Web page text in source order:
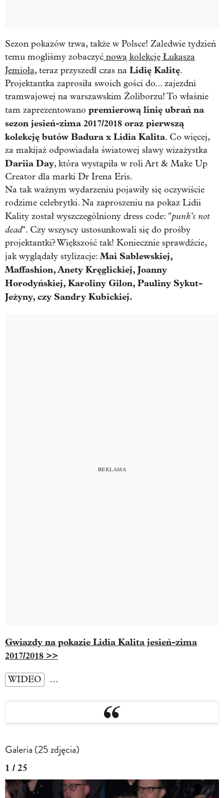
Sezon pokazów trwa, także w Polsce! Zaledwie tydzień
temu mogliśmy zobaczyć nową kolekcję Łukasza
Jemioła, teraz przyszedł czas na Lidię Kalitę.
Projektantka zaprosiła swoich gości do... zajezdni
tramwajowej na warszawskim Żoliborzu! To właśnie
tam zaprezentowano premierową linię ubrań na
sezon jesień-zima 2017/2018 oraz pierwszą
kolekcję butów Badura x Lidia Kalita. Co więcej,
za makijaż odpowiadała światowej sławy wizażystka
Dariia Day, która wystąpiła w roli Art & Make Up
Creator dla marki Dr Irena Eris.
Na tak ważnym wydarzeniu pojawiły się oczywiście
rodzime celebrytki. Na zaproszeniu na pokaz Lidii
Kality został wyszczególniony dress code: "punk's not
dead". Czy wszyscy ustosunkowali się do prośby
projektantki? Większość tak! Koniecznie sprawdźcie,
jak wyglądały stylizacje: Mai Sablewskiej,
Maffashion, Anety Kręglickiej, Joanny
Horodyńskiej, Karoliny Gilon, Pauliny Sykut-
Jeżyny, czy Sandry Kubickiej.
Gwiazdy na pokazie Lidia Kalita jesień-zima
2017/2018 >>
WIDEO …
Galeria (25 zdjęcia)
1 / 25